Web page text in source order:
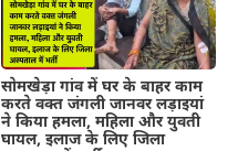
सोमखेड़ा गांव में घर के बाहर काम
करते वक्त जंगली जानवर लड़ाइयां
ने किया हमला, महिला और युवती
घायल, इलाज के लिए जिला